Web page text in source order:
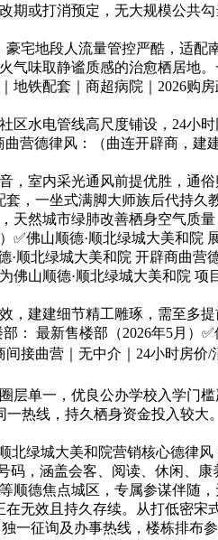
或打消预定，无大规模公共
地段人流量管控严酷，适配
味取静谧质感的治愈栖居地
铁配套｜商超病院｜2026购
水电管线高尺度铺设，24小
营德律风：（曲连开辟商，
室内采光通风前提优胜，通
，一坐式满脚大师族后代持久
然城市绿肺改善栖身空气质
佛山顺德·顺北绿城大美和院
顺北绿城大美和院 开辟商曲营
顺德·顺北绿城大美和院 项
建建细节精工雕琢，需至多
最新售楼部（2026年5月）
接曲营｜无中介｜24小时房价
单一，优良公办学校入学门槛
线，持久栖身资金投入较大
绿城大美和院营销核心德律风
，涵盖会客、阅读、休闲、
德焦点城区，专属参谋伴随
无效且持久存续。从打低密宋
征询及办事热线，楼栋排布